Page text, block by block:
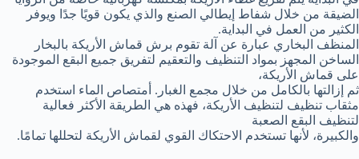
الضيقة من خلال شفاط إيطالي الصنع والذي يكون قويًا جدًا ويوفر
الكثير من العمل في البداية.
المنظف البخاري عبارة عن آلة تقوم برش قماش الأريكة بالبخار
الساخن المجهز بمواد التنظيف والتعقيم لتفريق جميع البقع الموجودة
على قماش الأريكة،
ثم إزالتها بالكامل من خلال مجمع الغبار. أمتصاص الماء استخدم
مثقاب تنظيف لتنظيف الأريكة، فهذه هي الطريقة الأكثر فعالية
لتنظيف البقع الصعبة
والكبيرة، لأنها تستخدم الاحتكاك القوي لقماش الأريكة لتحللها تمامًا.